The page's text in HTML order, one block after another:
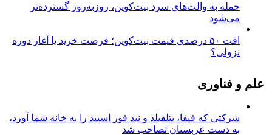
حمله به والت‌های سرد بیت‌کوین، روزبه‌روز گسترده‌تر
می‌شود
افت ۵۰ درصدی قیمت بیت‌کوین؛ فرصت خرید یا آغاز دوره
نزولی؟
علم و فناوری
شرکتی که فیفا، بتلفیلد و نید فور اسپید را به خانه شما آورد،
به دست عربستان تصاحب شد